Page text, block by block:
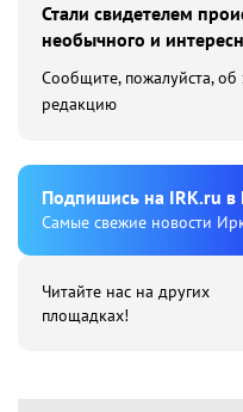
Стали свидетелем
необычного и
Сообщите, пожалуйста, об
редакцию
Подпишиcь на IRK.ru в
Cамые свежие новости
Читайте нас на других
площадках!